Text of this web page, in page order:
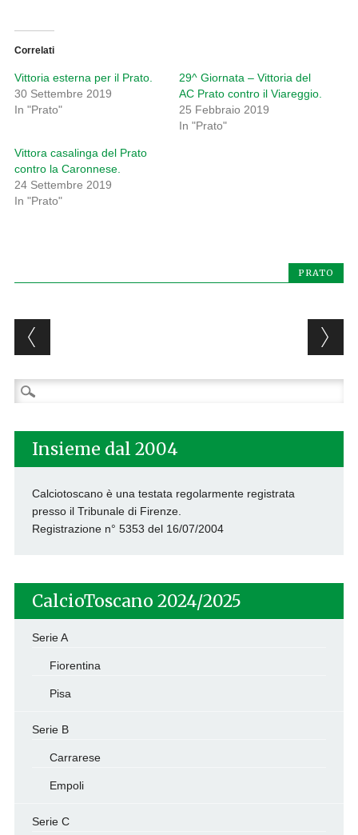
Correlati
Vittoria esterna per il Prato.
30 Settembre 2019
In "Prato"
29^ Giornata – Vittoria del
AC Prato contro il Viareggio.
25 Febbraio 2019
In "Prato"
Vittora casalinga del Prato
contro la Caronnese.
24 Settembre 2019
In "Prato"
PRATO
Post navigation
Ricerca
per:
Insieme dal 2004
Calciotoscano è una testata regolarmente registrata
presso il Tribunale di Firenze.
Registrazione n° 5353 del 16/07/2004
CalcioToscano 2024/2025
Serie A
Fiorentina
Pisa
Serie B
Carrarese
Empoli
Serie C